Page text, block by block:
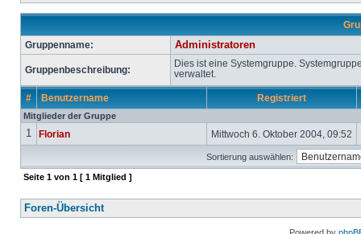
Gruppenname:
Administratoren
Gruppenbeschreibung:
Dies ist eine Systemgruppe.
verwaltet.
# Benutzername Registriert
Mitglieder der Gruppe
1 Florian Mittwoch 6. Oktober 2004, 09:52
Sortierung auswählen:
Seite 1 von 1 [ 1 Mitglied ]
Foren-Übersicht